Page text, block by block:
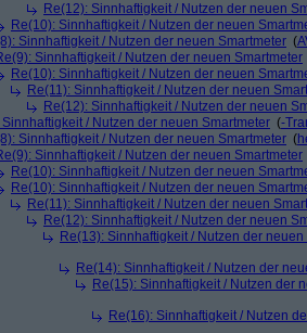
Re(12): Sinnhaftigkeit / Nutzen der neuen
Re(10): Sinnhaftigkeit / Nutzen der neuen
Sinnhaftigkeit / Nutzen der neuen Smartmeter (
Sinnhaftigkeit / Nutzen der neuen Smartmeter
Re(10): Sinnhaftigkeit / Nutzen der neuen
Re(11): Sinnhaftigkeit / Nutzen der neuen
Re(12): Sinnhaftigkeit / Nutzen der neuen
Sinnhaftigkeit / Nutzen der neuen Smartmeter (-
Sinnhaftigkeit / Nutzen der neuen Smartmeter (
Sinnhaftigkeit / Nutzen der neuen Smartmeter
Re(10): Sinnhaftigkeit / Nutzen der neuen
Re(10): Sinnhaftigkeit / Nutzen der neuen
Re(11): Sinnhaftigkeit / Nutzen der neuen
Re(12): Sinnhaftigkeit / Nutzen der neuen
Re(13): Sinnhaftigkeit / Nutzen der neuen
Re(14): Sinnhaftigkeit / Nutzen der
Re(15): Sinnhaftigkeit / Nutzen der
Re(16): Sinnhaftigkeit / Nutzen